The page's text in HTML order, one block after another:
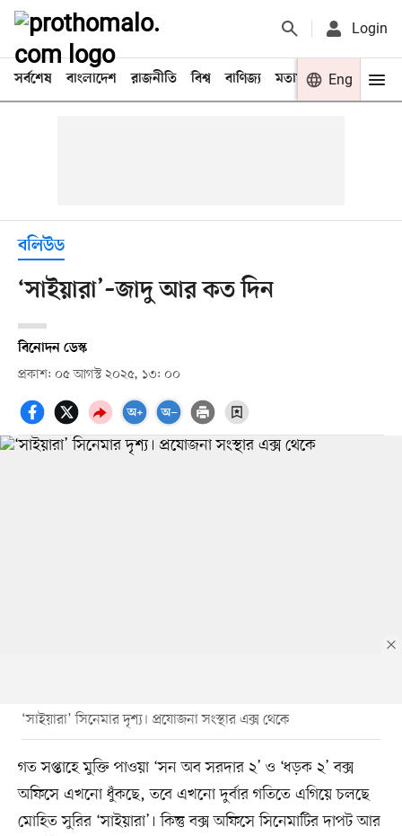
Login
সর্বশেষ বাংলাদেশ রাজনীতি বিশ্ব বাণিজ্য মতামত খেলা
Eng
বলিউড
‘সাইয়ারা’–জাদু আর কত দিন
বিনোদন ডেস্ক
প্রকাশ: ০৫ আগস্ট ২০২৫, ১৩: ০০
‘সাইয়ারা’ সিনেমার দৃশ্য। প্রযোজনা সংস্থার এক্স থেকে
গত সপ্তাহে মুক্তি পাওয়া ‘সন অব সরদার ২’ ও ‘ধড়ক ২’ বক্স
অফিসে এখনো ধুঁকছে, তবে এখনো দুর্বার গতিতে এগিয়ে চলছে
মোহিত সুরির ‘সাইয়ারা’। কিন্তু বক্স অফিসে সিনেমাটির দাপট আর